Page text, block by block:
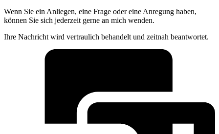
Wenn Sie ein Anliegen, eine Frage oder eine Anregung haben,
können Sie sich jederzeit gerne an mich wenden.
Ihre Nachricht wird vertraulich behandelt und zeitnah beantwortet.